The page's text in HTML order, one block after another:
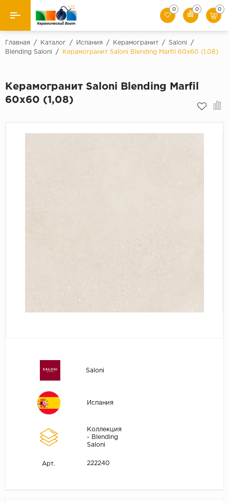
Назад
Керамическая плитка
Мозаики
0 0 0
Главная / Каталог / Испания / Керамогранит / Saloni
/
Blending Saloni
/ Керамогранит Saloni Blending Marfil 60x60 (1,08)
Керамогранит Saloni Blending Marfil
60x60 (1,08)
Saloni
Испания
Коллекция
- Blending
Saloni
Арт. 222240